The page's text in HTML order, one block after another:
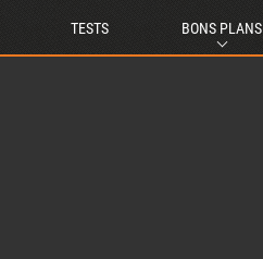
TESTS BONS PLANS